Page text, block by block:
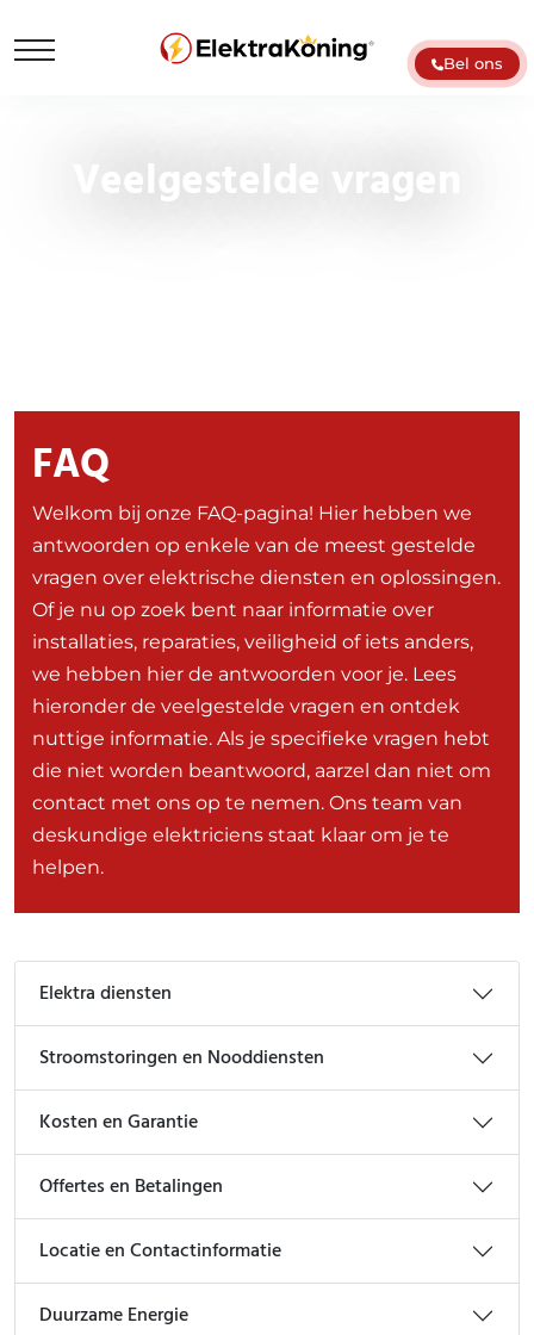
Bel ons
Veelgestelde vragen
FAQ
Welkom bij onze FAQ-pagina! Hier hebben we
antwoorden op enkele van de meest gestelde
vragen over elektrische diensten en oplossingen.
Of je nu op zoek bent naar informatie over
installaties, reparaties, veiligheid of iets anders,
we hebben hier de antwoorden voor je. Lees
hieronder de veelgestelde vragen en ontdek
nuttige informatie. Als je specifieke vragen hebt
die niet worden beantwoord, aarzel dan niet om
contact met ons op te nemen. Ons team van
deskundige elektriciens staat klaar om je te
helpen.
Elektra diensten
Stroomstoringen en Nooddiensten
Kosten en Garantie
Offertes en Betalingen
Locatie en Contactinformatie
Duurzame Energie